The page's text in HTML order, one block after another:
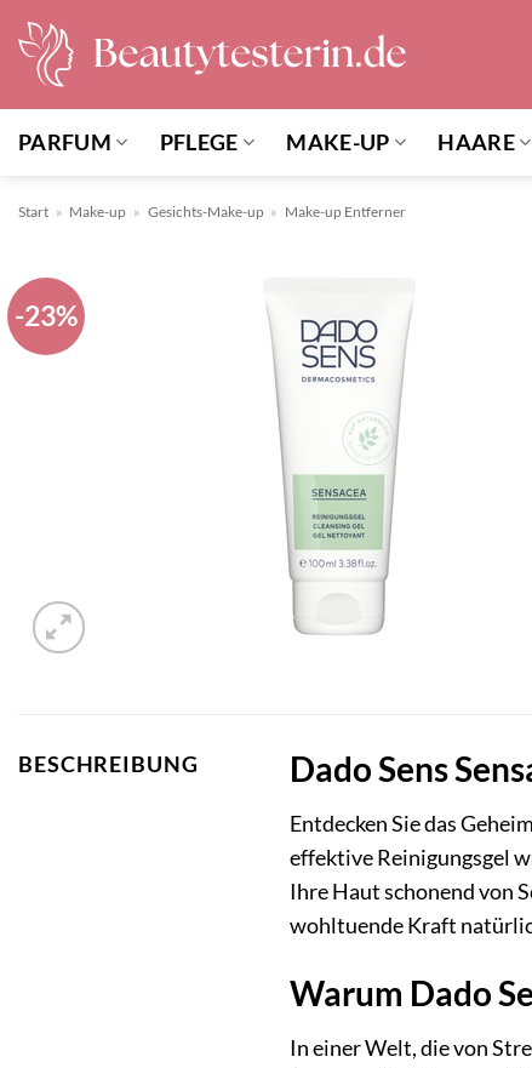
Inhalt
springen
PARFUM PFLEGE MAKE-UP HAARE
Start » Make-up » Gesichts-Make-up » Make-up Entferner
-23%
BESCHREIBUNG Dado Sens
Entdecken Sie das
effektive Reinigungsgel
Ihre Haut schonend von
wohltuende Kraft
Warum Dado
In einer Welt, die von